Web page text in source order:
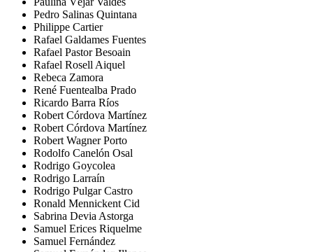
Pedro Salinas Quintana
Philippe Cartier
Rafael Galdames Fuentes
Rafael Pastor Besoain
Rafael Rosell Aiquel
Rebeca Zamora
René Fuentealba Prado
Ricardo Barra Ríos
Robert Córdova Martínez
Robert Córdova Martínez
Robert Wagner Porto
Rodolfo Canelón Osal
Rodrigo Goycolea
Rodrigo Larraín
Rodrigo Pulgar Castro
Ronald Mennickent Cid
Sabrina Devia Astorga
Samuel Erices Riquelme
Samuel Fernández